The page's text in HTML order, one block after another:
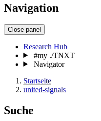
Navigation
Close panel
Research Hub
#my ./TNXT
Navigator
Startseite
united-signals
Suche